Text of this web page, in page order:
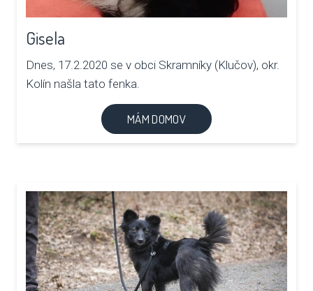
Gisela
Dnes, 17.2.2020 se v obci Skramníky (Klučov), okr.
Kolín našla tato fenka.
MÁM DOMOV